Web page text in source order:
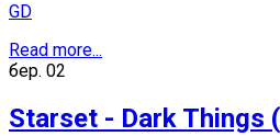
GD
Read more...
бер. 02
Starset - Dark Things